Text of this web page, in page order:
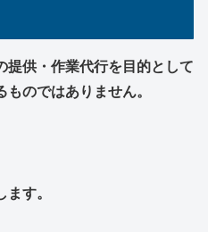
供・作業代行を目的として
のではありません。
す。